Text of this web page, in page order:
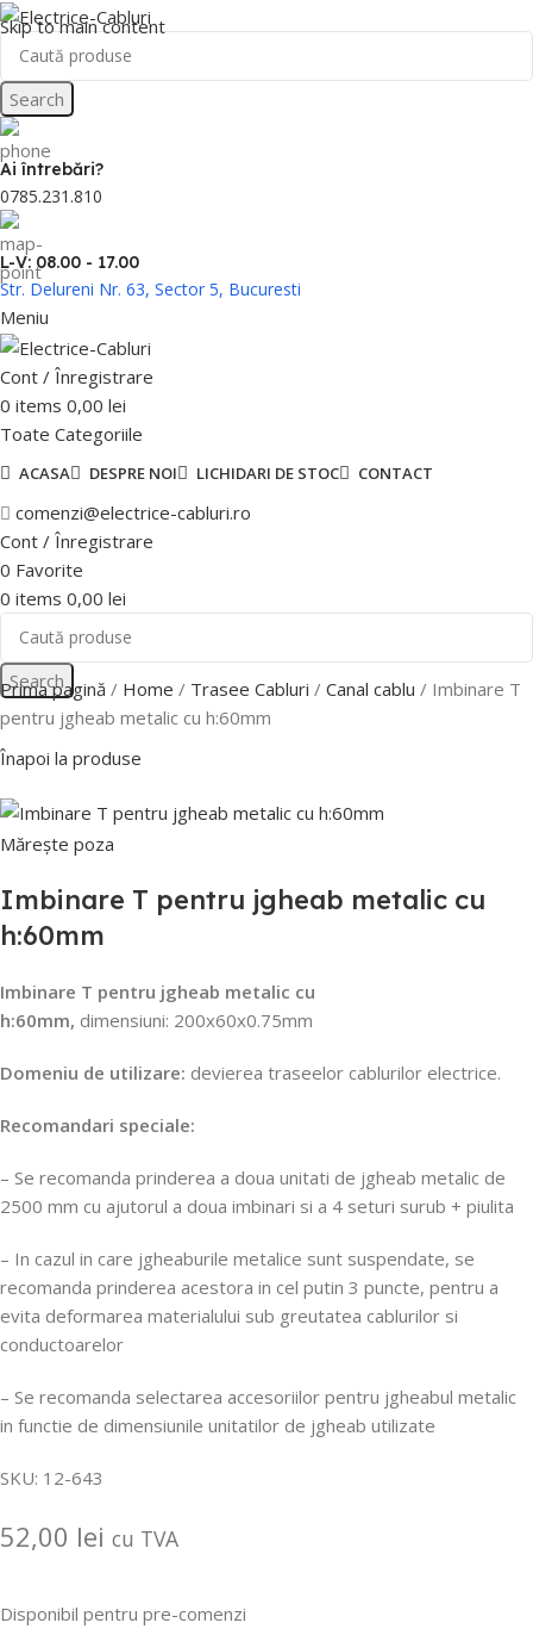
Skip to main content
Search
Ai întrebări?
0785.231.810
L-V: 08.00 - 17.00
Str. Delureni Nr. 63, Sector 5, Bucuresti
Meniu
Cont / Înregistrare
0 items 0,00 lei
Toate Categoriile
ACASA DESPRE NOI LICHIDARI DE STOC CONTACT
comenzi@electrice-cabluri.ro
Cont / Înregistrare
0 Favorite
0 items 0,00 lei
Search
Prima pagină Home Trasee Cabluri Canal cablu
Imbinare T
pentru jgheab metalic cu h:60mm
Înapoi la produse
Mărește poza
Imbinare T pentru jgheab metalic cu
h:60mm
Imbinare T pentru jgheab metalic cu
h:60mm, dimensiuni: 200x60x0.75mm
Domeniu de utilizare: devierea traseelor cablurilor electrice.
Recomandari speciale:
– Se recomanda prinderea a doua unitati de jgheab metalic de
2500 mm cu ajutorul a doua imbinari si a 4 seturi surub + piulita
– In cazul in care jgheaburile metalice sunt suspendate, se
recomanda prinderea acestora in cel putin 3 puncte, pentru a
evita deformarea materialului sub greutatea cablurilor si
conductoarelor
– Se recomanda selectarea accesoriilor pentru jgheabul metalic
in functie de dimensiunile unitatilor de jgheab utilizate
SKU: 12-643
52,00 lei cu TVA
Disponibil pentru pre-comenzi